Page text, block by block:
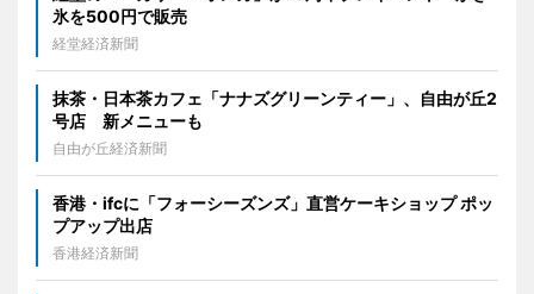
氷を500円で販売
経堂経済新聞
抹茶・日本茶カフェ「ナナズグリーンティー」、自由が丘2
号店 新メニューも
自由が丘経済新聞
香港・ifcに「フォーシーズンズ」直営ケーキショップ ポッ
プアップ出店
香港経済新聞